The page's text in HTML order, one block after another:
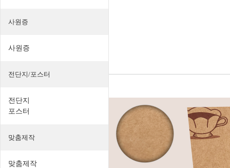
사원증
사원증
전단지/포스터
전단지
포스터
맞춤제작
맞춤제작